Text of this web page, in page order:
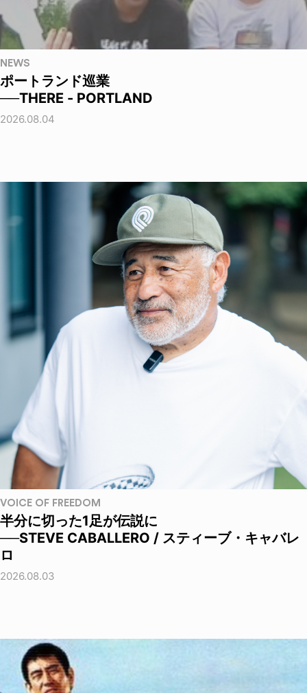
NEWS
ポートランド巡業
──THERE - PORTLAND
2026.08.04
VOICE OF FREEDOM
半分に切った1足が伝説に
──STEVE CABALLERO / スティーブ・キャバレ
ロ
2026.08.03